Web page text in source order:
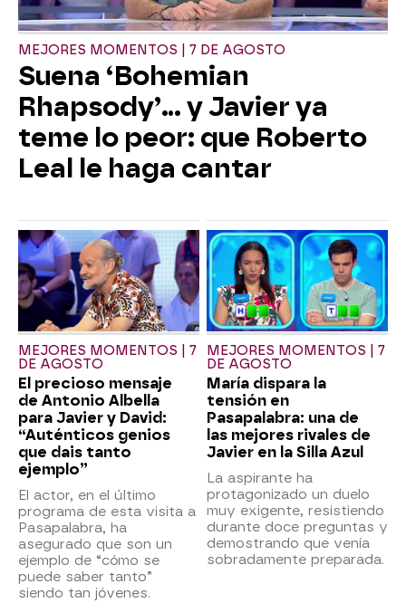
MEJORES MOMENTOS | 7 DE AGOSTO
Suena ‘Bohemian
Rhapsody’... y Javier ya
teme lo peor: que Roberto
Leal le haga cantar
MEJORES MOMENTOS | 7
DE AGOSTO
El precioso mensaje
de Antonio Albella
para Javier y David:
“Auténticos genios
que dais tanto
ejemplo”
El actor, en el último
programa de esta visita a
Pasapalabra, ha
asegurado que son un
ejemplo de “cómo se
puede saber tanto”
siendo tan jóvenes.
MEJORES MOMENTOS | 7
DE AGOSTO
María dispara la
tensión en
Pasapalabra: una de
las mejores rivales de
Javier en la Silla Azul
La aspirante ha
protagonizado un duelo
muy exigente, resistiendo
durante doce preguntas y
demostrando que venía
sobradamente preparada.